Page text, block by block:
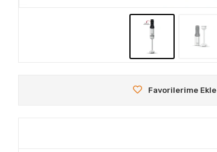
Favorilerime Ekle